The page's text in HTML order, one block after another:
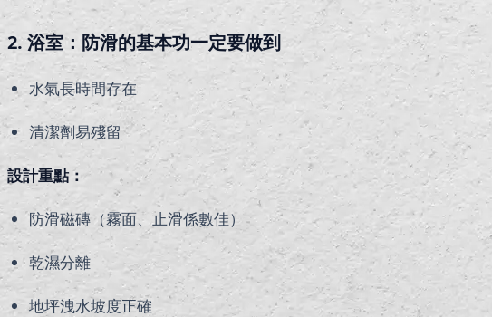
2. 浴室：防滑的基本功一定要做到
水氣長時間存在
清潔劑易殘留
設計重點：
防滑磁磚（霧面、止滑係數佳）
乾濕分離
地坪洩水坡度正確